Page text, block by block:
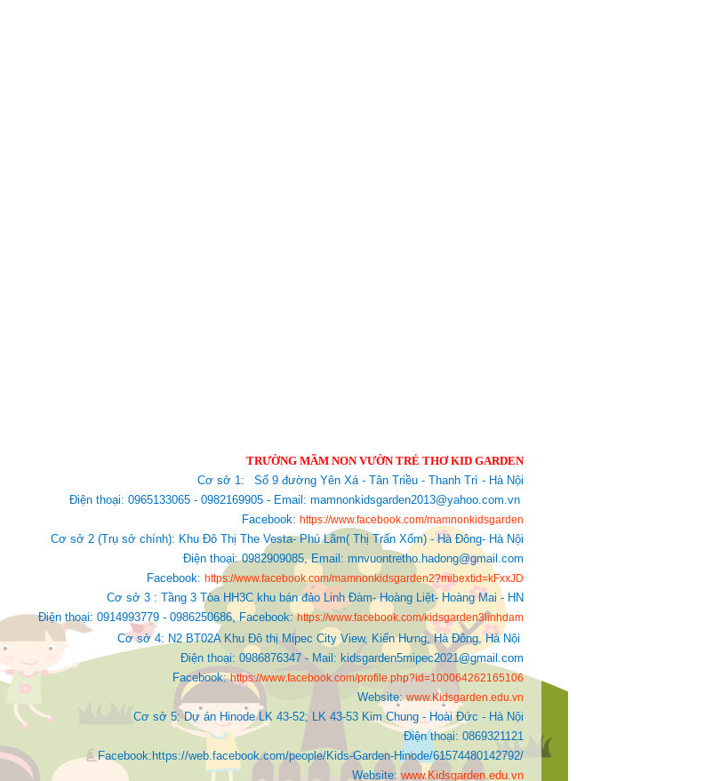
TRƯỜNG MẦM NON VƯỜN TRẺ THƠ KID GARDEN
Cơ sở 1:
Số 9 đường Yên Xá - Tân Triều - Thanh Trì - Hà Nội
Điện thoại: 0965133065 - 0982169905 - Email: mamnonkidsgarden2013@yahoo.com.vn
Facebook: https://www.facebook.com/mamnonkidsgarden
Cơ sở 2 (Trụ sở chính): Khu Đô Thị The Vesta- Phú Lãm( Thị Trấn Xốm) - Hà Đông- Hà Nội
Điện thoại: 0982909085,Email: mnvuontretho.hadong@gmail.com
Facebook: https://www.facebook.com/mamnonkidsgarden2?mibextid=kFxxJD
Cơ sở 3 : Tầng 3 Tòa HH3C khu bán đảo Linh Đàm- Hoàng Liệt- Hoàng Mai - HN
Điện thoại: 0914993779 - 0986250686, Facebook:https://www.facebook.com/kidsgarden3linhdam
Cơ sở 4: N2 BT02A Khu Đô thị Mipec City View, Kiến Hưng, Hà Đông, Hà Nội
Điện thoại: 0986876347 - Mail: kidsgarden5mipec2021@gmail.com
Facebook:https://www.facebook.com/profile.php?id=100064262165106
Website:www.Kidsgarden.edu.vn
Cơ sở 5: Dự án Hinode LK 43-52; LK 43-53 Kim Chung - Hoài Đức - Hà Nội
Điện thoại: 0869321121
Facebook:https://web.facebook.com/people/Kids-Garden-Hinode/61574480142792/
Website: www.Kidsgarden.edu.vn